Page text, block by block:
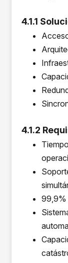
4.1.1
4.1.2
99,9%